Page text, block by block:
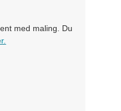
med maling. Du